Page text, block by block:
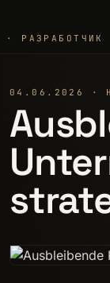
РАЗРАБОТЧИК
04.06.2026 ·